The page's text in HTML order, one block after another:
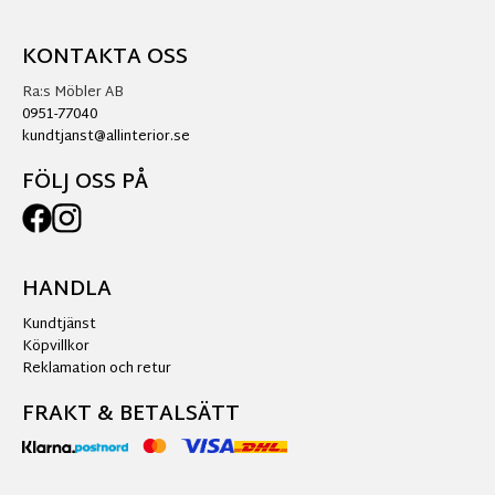
KONTAKTA OSS
Ra:s Möbler AB
0951-77040
kundtjanst@allinterior.se
FÖLJ OSS PÅ
HANDLA
Kundtjänst
Köpvillkor
Reklamation och retur
FRAKT & BETALSÄTT